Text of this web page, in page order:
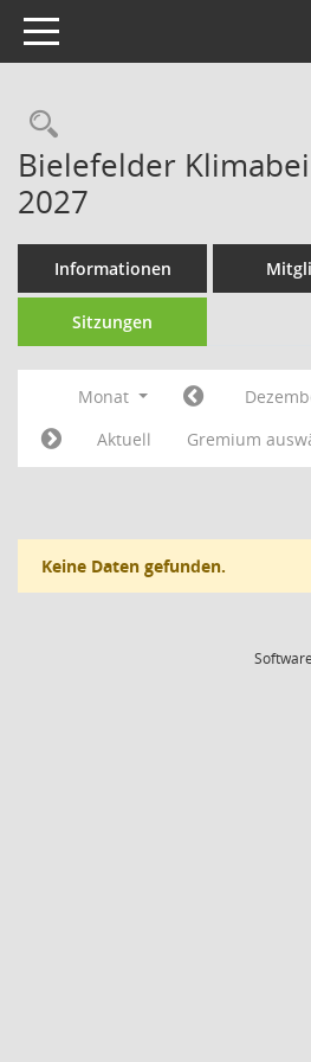
Toggle navigation
Rechercheauswahl
Bielefelder
2027
Informationen
Sitzungen
Monat
Aktuell
Gremium
Keine Daten gefunden.